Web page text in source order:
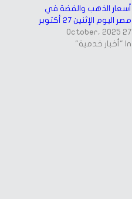
أسعار الذهب والفضة في
مصر اليوم الإثنين 27 أكتوبر
27 October، 2025
In "أخبار خدمية"